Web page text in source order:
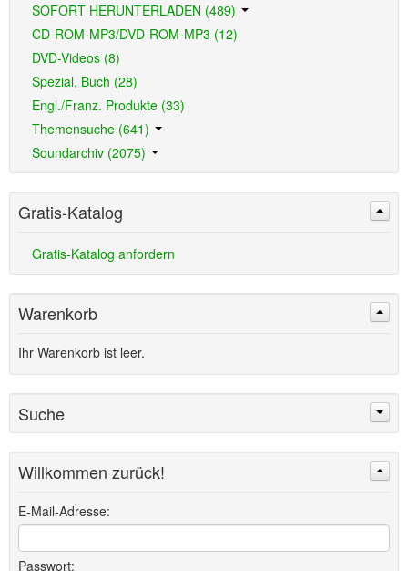
SOFORT HERUNTERLADEN (489)
CD-ROM-MP3/DVD-ROM-MP3 (12)
DVD-Videos (8)
Spezial, Buch (28)
Engl./Franz. Produkte (33)
Themensuche (641)
Soundarchiv (2075)
Gratis-Katalog
Gratis-Katalog anfordern
Warenkorb
Ihr Warenkorb ist leer.
Suche
Willkommen zurück!
E-Mail-Adresse:
Passwort: